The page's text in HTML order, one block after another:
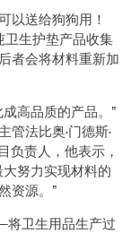
以送给狗狗用！
生护垫产品收集
者会将材料重新加
高品质的产品。”
法比奥·门德斯·
负责人，他表示，
努力实现材料的
资源。”
卫生用品生产过